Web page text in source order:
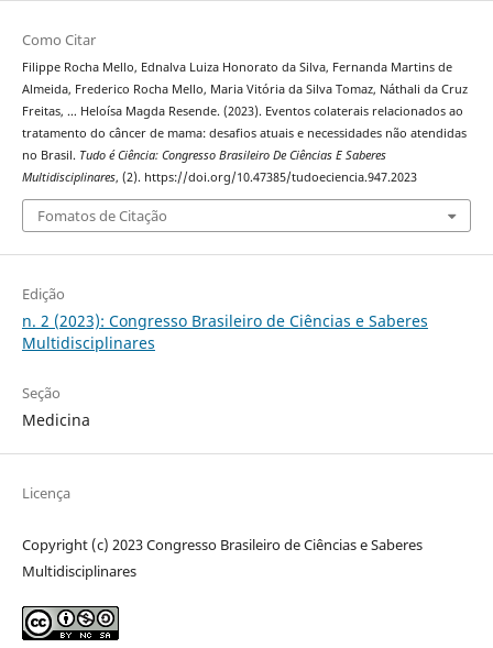
Como Citar
Filippe Rocha Mello, Ednalva Luiza Honorato da Silva, Fernanda Martins de
Almeida, Frederico Rocha Mello, Maria Vitória da Silva Tomaz, Náthali da Cruz
Freitas, … Heloísa Magda Resende. (2023). Eventos colaterais relacionados ao
tratamento do câncer de mama: desafios atuais e necessidades não atendidas
no Brasil. Tudo é Ciência: Congresso Brasileiro De Ciências E Saberes
Multidisciplinares, (2). https://doi.org/10.47385/tudoeciencia.947.2023
Fomatos de Citação
Edição
n. 2 (2023): Congresso Brasileiro de Ciências e Saberes
Multidisciplinares
Seção
Medicina
Licença
Copyright (c) 2023 Congresso Brasileiro de Ciências e Saberes
Multidisciplinares